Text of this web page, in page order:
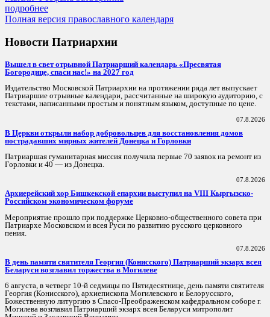
подробнее
Полная версия православного календаря
Новости Патриархии
Вышел в свет отрывной Патриарший календарь «Пресвятая
Богородице, спаси нас!» на 2027 год
Издательство Московской Патриархии на протяжении ряда лет выпускает
Патриаршие отрывные календари, рассчитанные на широкую аудиторию, с
текстами, написанными простым и понятным языком, доступные по цене.
07.8.2026
В Церкви открыли набор добровольцев для восстановления домов
пострадавших мирных жителей Донецка и Горловки
Патриаршая гуманитарная миссия получила первые 70 заявок на ремонт из
Горловки и 40 — из Донецка.
07.8.2026
Архиерейский хор Бишкекской епархии выступил на VIII Кыргызско-
Российском экономическом форуме
Мероприятие прошло при поддержке Церковно-общественного совета при
Патриархе Московском и всея Руси по развитию русского церковного
пения.
07.8.2026
В день памяти святителя Георгия (Конисского) Патриарший экзарх всея
Беларуси возглавил торжества в Могилеве
6 августа, в четверг 10-й седмицы по Пятидесятнице, день памяти святителя
Георгия (Конисского), архиепископа Могилевского и Белорусского,
Божественную литургию в Спасо-Преображенском кафедральном соборе г.
Могилева возглавил Патриарший экзарх всея Беларуси митрополит